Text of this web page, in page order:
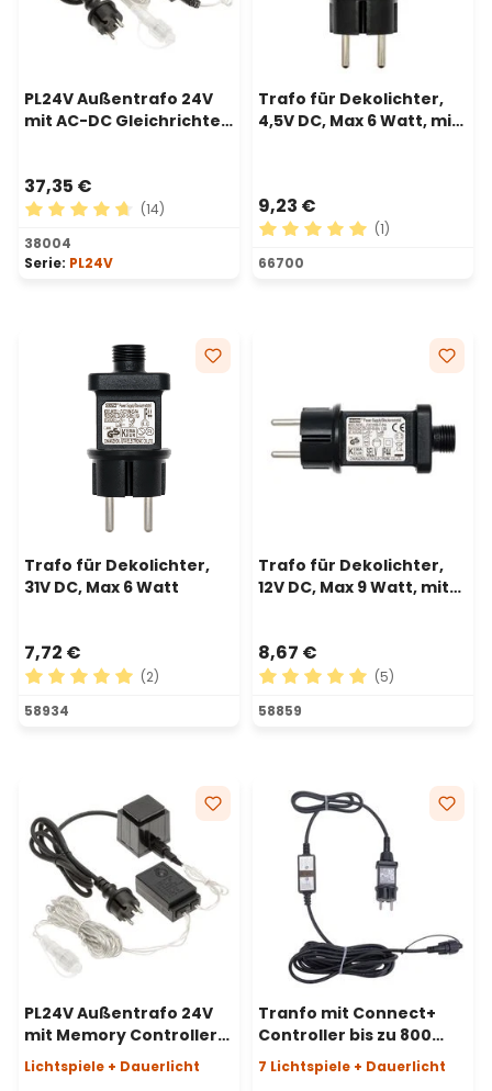
PL24V Außentrafo 24V
mit AC-DC Gleichrichter,
37,35 €
Durchschnittliche Bewertung von 4.79 von 5 Sternen
(14)
38004
Serie: PL24V
Trafo für Dekolichter,
4,5V DC, Max 6 Watt, mit
9,23 €
Durchschnittliche
(1)
66700
Trafo für Dekolichter,
31V DC, Max 6 Watt
7,72 €
Durchschnittliche Bewertung von 5 von 5 Sternen
(2)
58934
Trafo für Dekolichter,
12V DC, Max 9 Watt, mit
8,67 €
Durchschnittliche
(5)
58859
PL24V Außentrafo 24V
mit Memory Controller
und AC-DC
Gleichrichter, 24 Watt
Lichtspiele + Dauerlicht
Tranfo mit Connect+
Controller bis zu 800
LEDs, Lichtspiele und
Dauerlicht, schwarzes
7 Lichtspiele + Dauerlicht